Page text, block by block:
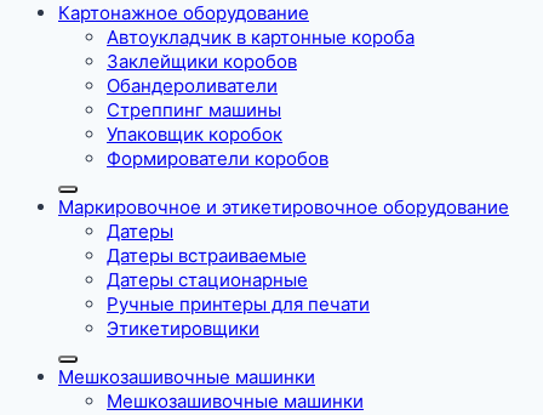
Картонажное оборудование
Автоукладчик в картонные короба
Заклейщики коробов
Обандероливатели
Стреппинг машины
Упаковщик коробок
Формирователи коробов
Маркировочное и этикетировочное оборудование
Датеры
Датеры встраиваемые
Датеры стационарные
Ручные принтеры для печати
Этикетировщики
Мешкозашивочные машинки
Мешкозашивочные машинки